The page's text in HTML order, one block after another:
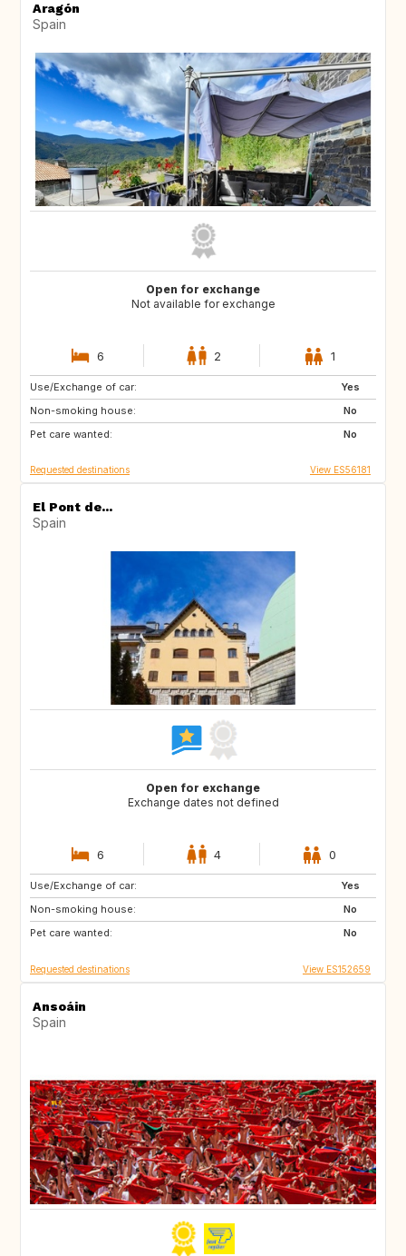
Aragón
Spain
Open for exchange
Not available for exchange
6 2 1
Use/Exchange of car:
Yes
Non-smoking house:
No
Pet care wanted:
No
CA
FR
GR
Requested destinations View ES56181
El Pont de...
Spain
Open for exchange
Exchange dates not defined
6 4 0
Use/Exchange of car:
Yes
Non-smoking house:
No
Pet care wanted:
No
GB
Requested destinations View ES152659
Ansoáin
Spain